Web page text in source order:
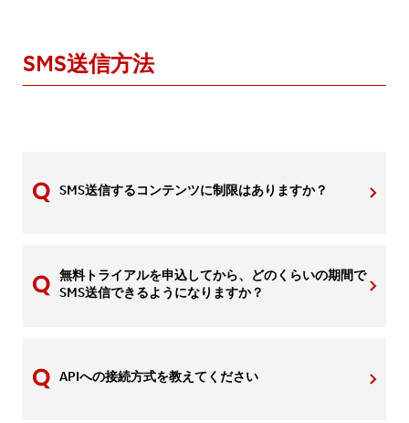
SMS送信方法
SMS送信するコンテンツに制限はありますか？
無料トライアルを申込してから、どのくらいの期間で
SMS送信できるようになりますか？
APIへの接続方式を教えてください